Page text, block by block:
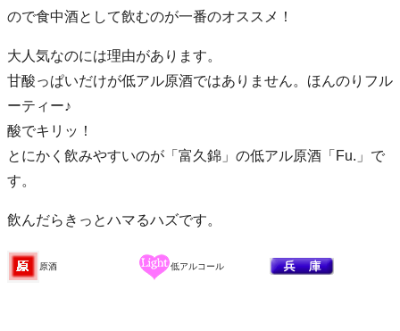
ので食中酒として飲むのが一番のオススメ！
大人気なのには理由があります。
甘酸っぱいだけが低アル原酒ではありません。ほんのりフル
ーティー♪
酸でキリッ！
とにかく飲みやすいのが「富久錦」の低アル原酒「Fu.」で
す。
飲んだらきっとハマるハズです。
原酒 低アルコール